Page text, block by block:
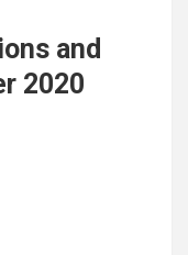
and
2020